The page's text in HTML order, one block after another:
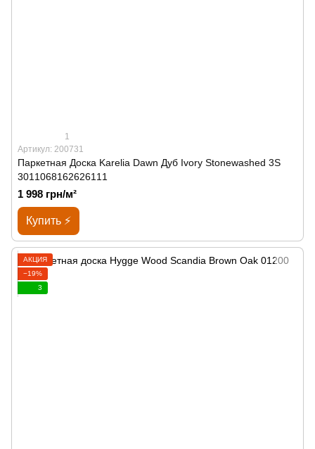
1
Артикул: 200731
Паркетная Доска Karelia Dawn Дуб Ivory Stonewashed 3S
3011068162626111
1 998 грн/м²
Купить ⚡
АКЦИЯ
−19%
3